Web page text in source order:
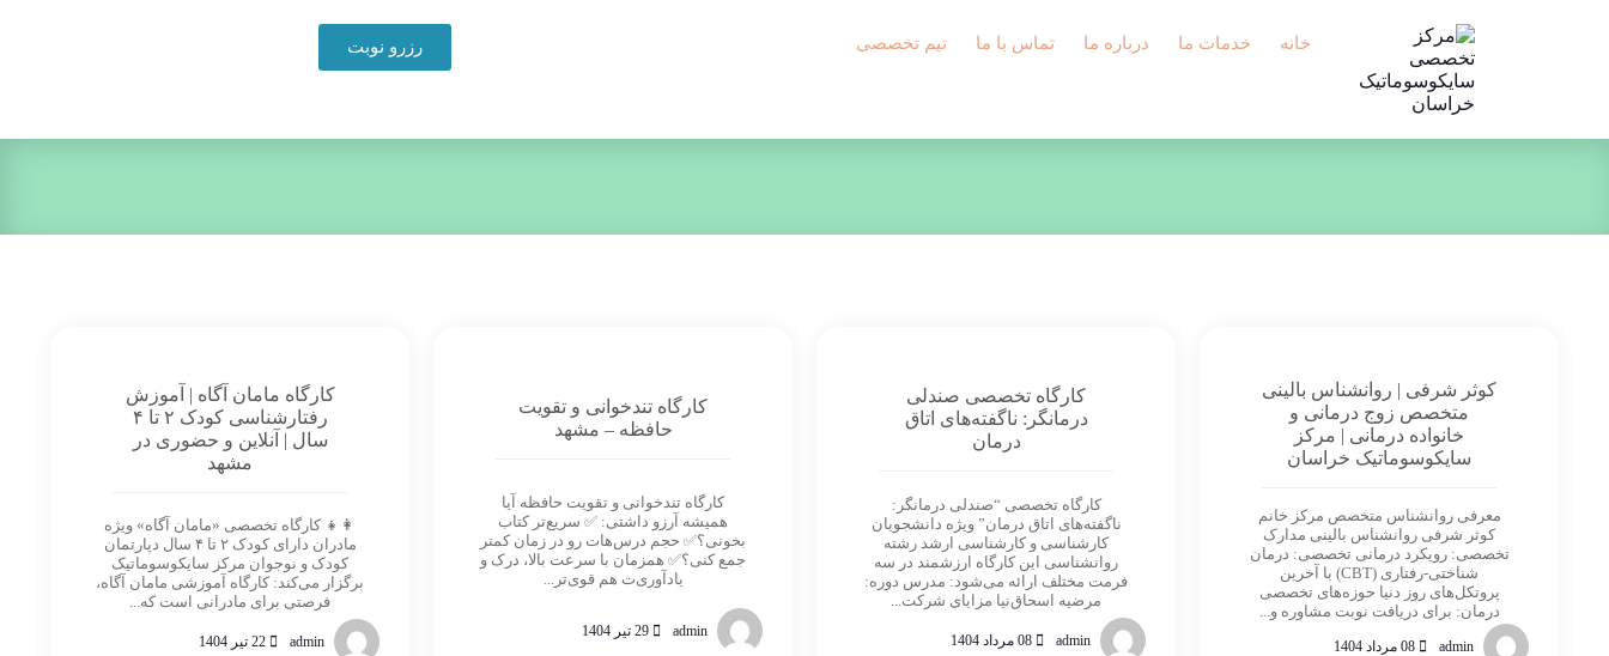
خانه خدمات ما درباره ما تماس با ما تیم تخصصی رزرو نوبت
کوثر شرفی | روانشناس بالینی
متخصص زوج درمانی و
خانواده درمانی | مرکز
سایکوسوماتیک خراسان
معرفی روانشناس متخصص مرکز خانم
کوثر شرفی روانشناس بالینی مدارک
تخصصی: رویکرد درمانی تخصصی: درمان
شناختی-رفتاری (CBT) با آخرین
پروتکل‌های روز دنیا حوزه‌های تخصصی
درمان: برای دریافت نوبت مشاوره و...
admin
کارگاه تخصصی صندلی
درمانگر: ناگفته‌های اتاق
درمان
کارگاه تخصصی “صندلی درمانگر:
ناگفته‌های اتاق درمان” ویژه دانشجویان
کارشناسی و کارشناسی ارشد رشته
روانشناسی این کارگاه ارزشمند در سه
فرمت مختلف ارائه می‌شود: مدرس دوره:
مرضیه اسحاق‌نیا مزایای شرکت...
admin
کارگاه تندخوانی و تقویت
حافظه – مشهد
کارگاه تندخوانی و تقویت حافظه آیا
همیشه آرزو داشتی: ✅ سریع‌تر کتاب
بخونی؟✅ حجم درس‌هات رو در زمان کمتر
جمع کنی؟✅ همزمان با سرعت بالا، درک و
یادآوری‌ت هم قوی‌تر...
admin
کارگاه مامان آگاه | آموزش
رفتارشناسی کودک ۲ تا ۴
سال | آنلاین و حضوری در
مشهد
👩‍👧 کارگاه تخصصی «مامان آگاه» ویژه
مادران دارای کودک ۲ تا ۴ سال دپارتمان
کودک و نوجوان مرکز سایکوسوماتیک
برگزار می‌کند: کارگاه آموزشی مامان آگاه،
فرصتی برای مادرانی است که...
admin